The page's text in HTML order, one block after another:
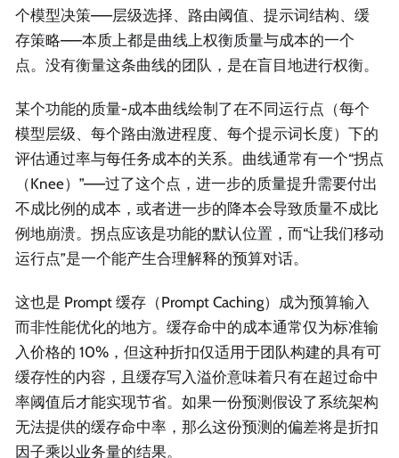
个模型决策——层级选择、路由阈值、提示词结构、缓
存策略——本质上都是曲线上权衡质量与成本的一个
点。没有衡量这条曲线的团队，是在盲目地进行权衡。
某个功能的质量-成本曲线绘制了在不同运行点（每个
模型层级、每个路由激进程度、每个提示词长度）下的
评估通过率与每任务成本的关系。曲线通常有一个“拐点
（Knee）”——过了这个点，进一步的质量提升需要付出
不成比例的成本，或者进一步的降本会导致质量不成比
例地崩溃。拐点应该是功能的默认位置，而“让我们移动
运行点”是一个能产生合理解释的预算对话。
这也是 Prompt 缓存（Prompt Caching）成为预算输入
而非性能优化的地方。缓存命中的成本通常仅为标准输
入价格的 10%，但这种折扣仅适用于团队构建的具有可
缓存性的内容，且缓存写入溢价意味着只有在超过命中
率阈值后才能实现节省。如果一份预测假设了系统架构
无法提供的缓存命中率，那么这份预测的偏差将是折扣
因子乘以业务量的结果。